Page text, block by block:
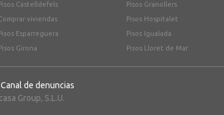
Castelldefels
viviendas
Esparreguera
Girona
Pisos Granollers
Pisos Hospitalet
Pisos Igualada
Pisos Lloret de Mar
Canal de denuncias
Group, S.L.U.